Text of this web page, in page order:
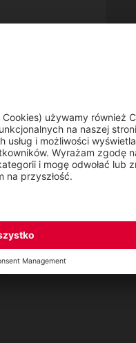
O NAS
Raport CSR